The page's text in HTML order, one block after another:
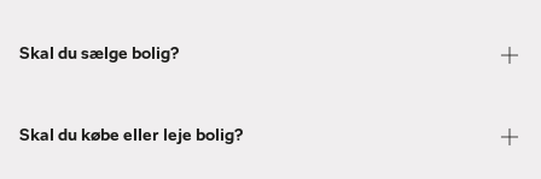
Skal du sælge bolig?
Skal du købe eller leje bolig?